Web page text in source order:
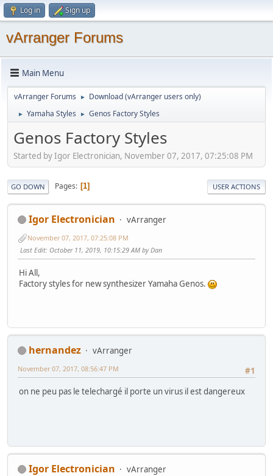
Log in Sign up
vArranger Forums
Main Menu
vArranger Forums ► Download (vArranger users only)
► Yamaha Styles ► Genos Factory Styles
Genos Factory Styles
Started by Igor Electronician, November 07, 2017, 07:25:08 PM
GO DOWN Pages 1 USER ACTIONS
Igor Electronician vArranger
November 07, 2017, 07:25:08 PM
Last Edit: October 11, 2019, 10:15:29 AM by Dan
Hi All,
Factory styles for new synthesizer Yamaha Genos.
hernandez
vArranger
#1
November 07, 2017, 08:56:47 PM
on ne peu pas le telechargé il porte un virus il est dangereux
Igor Electronician
vArranger